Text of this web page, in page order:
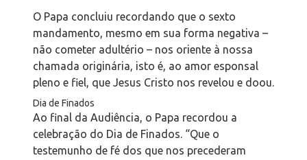
O Papa concluiu recordando que o sexto
mandamento, mesmo em sua forma negativa –
não cometer adultério – nos oriente à nossa
chamada originária, isto é, ao amor esponsal
pleno e fiel, que Jesus Cristo nos revelou e doou.
Dia de Finados
Ao final da Audiência, o Papa recordou a
celebração do Dia de Finados. “Que o
testemunho de fé dos que nos precederam